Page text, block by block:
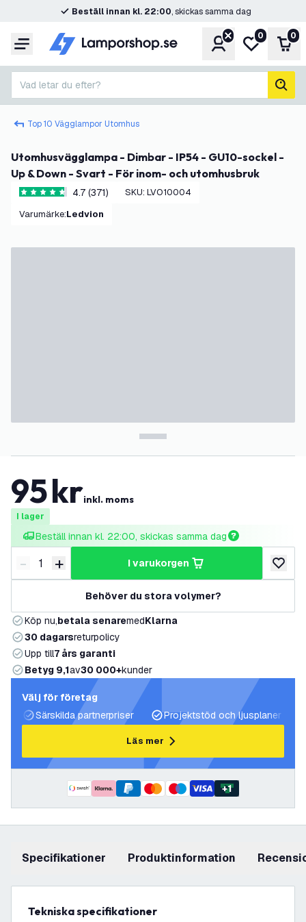
Beställ innan kl. 22:00, skickas samma dag
Meny KontoMin0 0
Vad letar du efter?
sök
Top 10 Vägglampor Utomhus
Utomhusvägglampa - Dimbar - IP54 - GU10-sockel -
Up & Down - Svart - För inom- och utomhusbruk
4.7 stjärnbetyg4.7 (371) SKU: LVO10004
Varumärke: Ledvion
95krinkl. moms
I lager
Beställ innan kl. 22:00, skickas samma dag
Minska antal
- Öka antal
+ i varukorgen
lägg
Behöver du stora volymer?
Köp nu,betala senaremedKlarna
30 dagarsreturpolicy
Upp till7 års garanti
Betyg 9,1av30 000+kunder
Välj för företag
Särskilda partnerpriser
Projektstöd och ljusplaner
Läs mer
+1
Specifikationer produktinformation
Tekniska specifikationer